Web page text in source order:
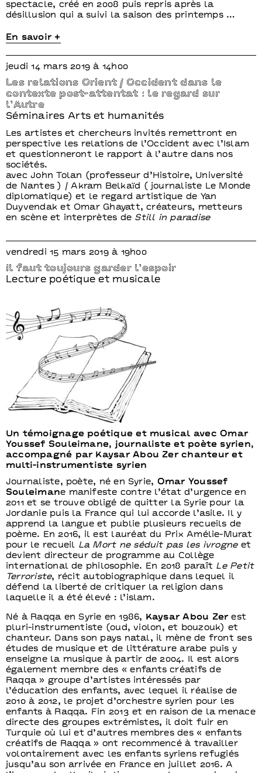
spectacle, créé en 2008 puis repris après la
désillusion qui a suivi la saison des printemps …
En savoir +
jeudi 14 mars 2019 à 14h00
Les relations Orient / Occident dans le
contexte post-attentat : le regard sur
l’Autre
Séminaires Arts et humanités
Les artistes et chercheurs invités remettront en
perspective les relations de l’Occident avec l’Islam
et questionneront le rapport à l’autre dans nos
sociétés.
avec John Tolan (professeur d’Histoire, Université
de Nantes ) / Akram Belkaïd ( journaliste Le Monde
diplomatique) et le regard artistique de Yan
Duyvendak et Omar Ghayatt, créateurs, metteurs
en scène et interprètes de Still in paradise
vendredi 15 mars 2019 à 19h00
Il faut toujours garder l’espoir
Lecture poétique et musicale
Un témoignage poétique et musical avec Omar
Youssef Souleimane, journaliste et poète syrien,
accompagné par Kaysar Abou Zer chanteur et
multi-instrumentiste syrien
Journaliste, poète, né en Syrie, Omar Youssef
Souleimane manifeste contre l’état d’urgence en
2011 et se trouve obligé de quitter la Syrie pour la
Jordanie puis la France qui lui accorde l’asile. Il y
apprend la langue et publie plusieurs recueils de
poème. En 2016, il est lauréat du Prix Amélie-Murat
pour le recueil La Mort ne séduit pas les ivrogneet
devient directeur de programme au Collège
international de philosophie. En 2018 paraît Le Petit
Terroriste, récit autobiographique dans lequel il
défend la liberté de critiquer la religion dans
laquelle il a été élevé : l’islam.
Né à Raqqa en Syrie en 1986, Kaysar Abou Zerest
pluri-instrumentiste (oud, violon, et bouzouk) et
chanteur. Dans son pays natal, il mène de front ses
études de musique et de littérature arabe puis y
enseigne la musique à partir de 2004. Il est alors
également membre des « enfants créatifs de
Raqqa » groupe d’artistes intéressés par
l’éducation des enfants, avec lequel il réalise de
2010 à 2012, le projet d’orchestre syrien pour les
enfants à Raqqa. Fin 2013 et en raison de la menace
directe des groupes extrémistes, il doit fuir en
Turquie où lui et d’autres membres des « enfants
créatifs de Raqqa » ont recommencé à travailler
volontairement avec les enfants syriens refugiés
jusqu’au son arrivée en France en juillet 2016. A